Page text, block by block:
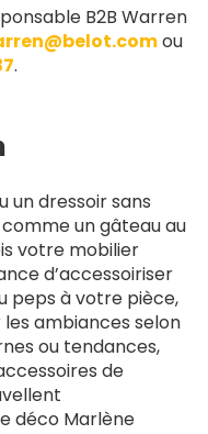
B2B Warren
ou
.
un dressoir sans
un gâteau au
votre mobilier
d’accessoiriser
peps à votre pièce,
ambiances selon
ou tendances,
de
déco Marlène